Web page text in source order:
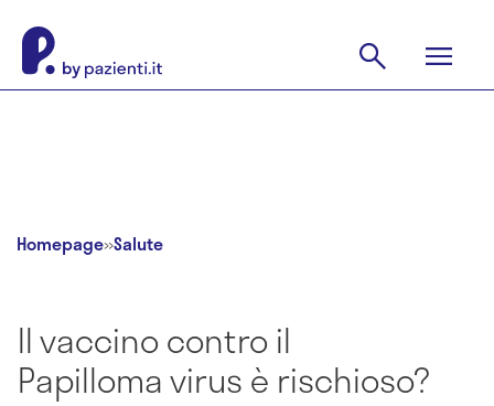
Homepage»Salute
Il vaccino contro il
Papilloma virus è rischioso?